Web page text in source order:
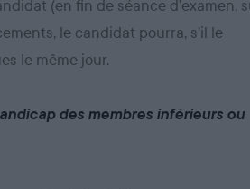
(en fin de séance d’examen,
le candidat pourra, s’il le
le même jour.
des membres inférieurs ou